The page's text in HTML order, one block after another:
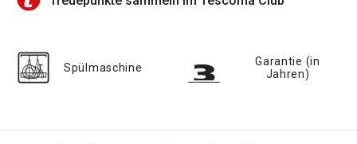
Spülmaschine
Garantie (in
Jahren)